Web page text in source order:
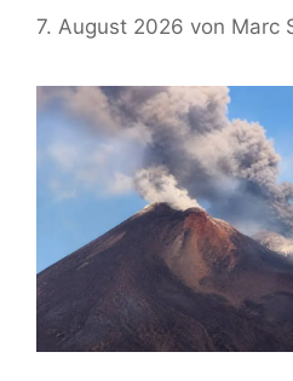
7. August 2026 von Marc